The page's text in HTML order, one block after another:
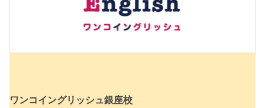
ワンコイングリッシュ銀座校